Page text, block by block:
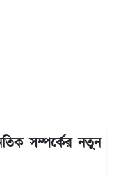
সম্পর্কের নতুন